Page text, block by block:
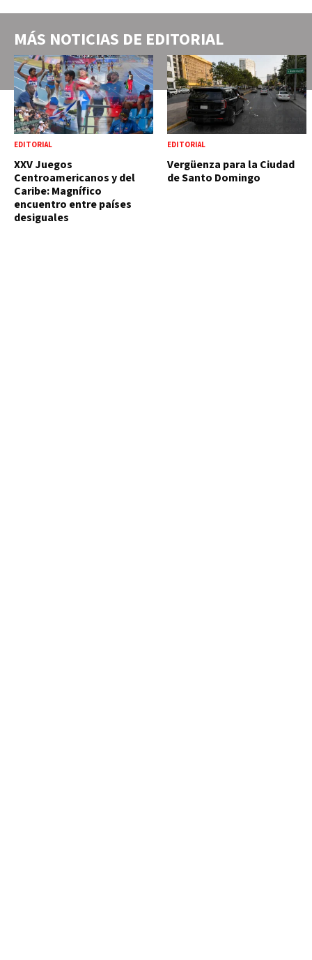
MÁS NOTICIAS DE EDITORIAL
EDITORIAL
XXV Juegos
Centroamericanos y del
Caribe: Magnífico
encuentro entre países
desiguales
EDITORIAL
Vergüenza para la Ciudad
de Santo Domingo